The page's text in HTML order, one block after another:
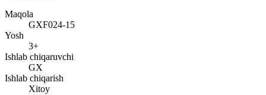
Maqola
GXF024-15
Yosh
3+
Ishlab chiqaruvchi
GX
Ishlab chiqarish
Xitoy